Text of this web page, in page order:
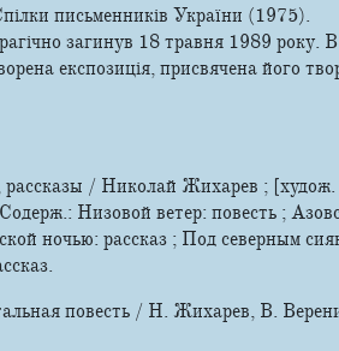
письменників України (1975).
загинув 18 травня 1989 року. В
експозиція, присвячена його
рассказы / Николай Жихарев ;
Низовой ветер: повесть ;
ночью: рассказ ; Под северным
повесть / Н. Жихарев, В.